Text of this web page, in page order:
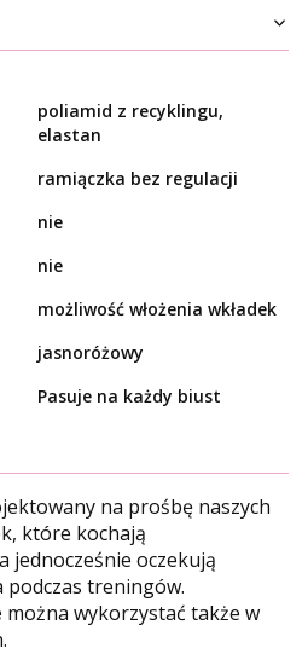
poliamid z recyklingu,
elastan
ramiączka bez regulacji
nie
nie
możliwość włożenia wkładek
jasnoróżowy
Pasuje na każdy biust
na prośbę naszych
które kochają
jednocześnie oczekują
podczas treningów.
można wykorzystać także w